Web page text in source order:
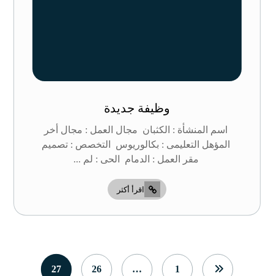
وظيفة جديدة
اسم المنشأة : الكثبان مجال العمل : مجال أخر
المؤهل التعليمى : بكالوريوس التخصص : تصميم
مقر العمل : الدمام الحى : لم ...
اقرأ أكثر
1
…
26
27